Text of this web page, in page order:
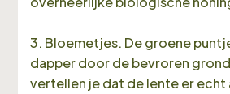
3. Bloemetjes. De groene
dapper door de bevroren
vertellen je dat de lente er echt